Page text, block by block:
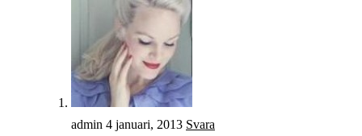
admin 4 januari, 2013 Svara